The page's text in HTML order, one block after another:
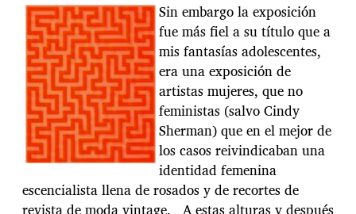
Sin embargo la exposición
fue más fiel a su título que a
mis fantasías adolescentes,
era una exposición de
artistas mujeres, que no
feministas (salvo Cindy
Sherman) que en el mejor de
los casos reivindicaban una
identidad femenina
escencialista llena de rosados y de recortes de